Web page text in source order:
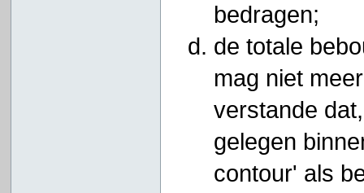
bedragen;
de totale
mag niet
verstande
gelegen
contour' als